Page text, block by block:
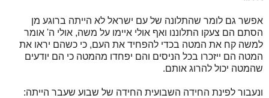
אפשר גם לומר שהתלונה של עם ישראל לא הייתה ברוגע מן
הסתם הם צעקו התלוננו ואף אולי איימו על משה, אולי ה' אומר
למשה קח את המטה בכדי להפחיד את העם, כי כשהם יראו את
המטה הם ייזכרו בכל הניסים והם יפחדו מהמטה כי הם יודעים
שהמטה יכול להרוג אותם.
ונעבור לפינת החידה השבועית החידה של שבוע שעבר הייתה: